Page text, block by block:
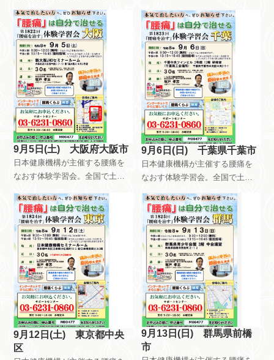
日日曜日祝日を使って、月8回以
上開催しています。午前中はだ
れが参加しても無料です。午後
は会員限定で開催しています。
自分で慢性痛を治すためのメン
テナンス方法を指導していま
す。
上開催しています。午前中はだ
れが参加しても無料です。午後
は会員限定で開催しています。
自分で慢性痛を治すためのメン
テナンス方法を指導していま
す。
9月5日(土) 大阪府大阪市
日本健康機構が主催する腰痛を
なおす体験学習会。全国で土曜
上開催しています。午前中はだ
れが参加しても無料です。午後
は会員限定で開催しています。
自分で慢性痛を治すためのメン
テナンス方法を指導していま
す。
9月6日(日) 千葉県千葉市
日本健康機構が主催する腰痛を
なおす体験学習会。全国で土曜
日日曜日祝日を使って、月8回以
上開催しています。午前中はだ
れが参加しても無料です。午後
は会員限定で開催しています。
自分で慢性痛を治すためのメン
テナンス方法を指導していま
す。
9月12日(土) 東京都中央
区
9月13日(日) 群馬県前橋
市